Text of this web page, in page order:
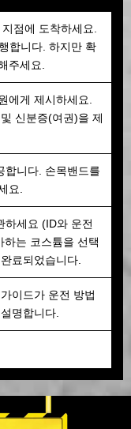
점에 도착하세요.
합니다. 하지만 확
주세요.
에게 제시하세요.
신분증(여권)을 제
합니다. 손목밴드를
요.
하세요 (ID와 운전
는 코스튬을 선택
료되었습니다.
이드가 운전 방법
명합니다.